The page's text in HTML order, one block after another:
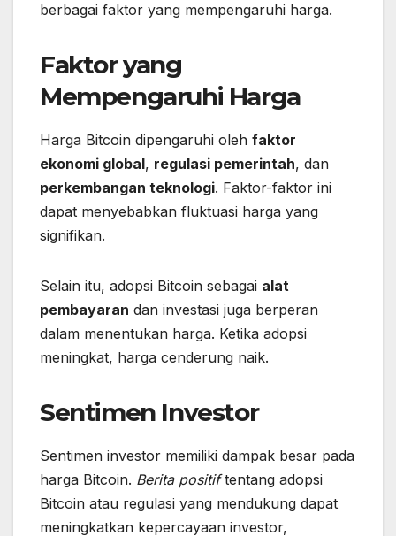
berbagai faktor yang mempengaruhi harga.
Faktor yang
Mempengaruhi Harga
Harga Bitcoin dipengaruhi oleh faktor
ekonomi global, regulasi pemerintah, dan
perkembangan teknologi. Faktor-faktor ini
dapat menyebabkan fluktuasi harga yang
signifikan.
Selain itu, adopsi Bitcoin sebagai alat
pembayaran dan investasi juga berperan
dalam menentukan harga. Ketika adopsi
meningkat, harga cenderung naik.
Sentimen Investor
Sentimen investor memiliki dampak besar pada
harga Bitcoin. Berita positiftentang adopsi
Bitcoin atau regulasi yang mendukung dapat
meningkatkan kepercayaan investor,